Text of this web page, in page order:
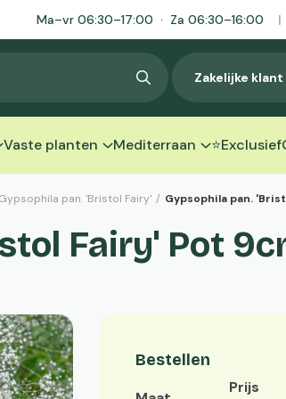
Ma–vr 06:30–17:00 · Za 06:30–16:00 |
Zakelijke
Vaste planten Mediterraan ⭐Exclusief
Gypsophila pan. 'Bristol Fairy' / Gypsophila pan.
Fairy' Pot
Bestellen
Prijs